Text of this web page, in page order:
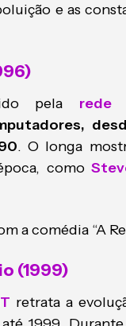
e as
pela rede
. O longa
como
a comédia “A
(1999)
retrata a